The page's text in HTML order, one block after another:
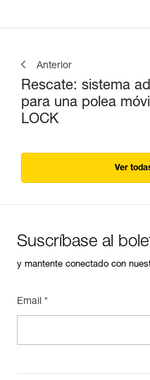
Anterior
Rescate: sistema
para una polea
LOCK
Ver
Suscríbase al
y mantente conectado con
Email *